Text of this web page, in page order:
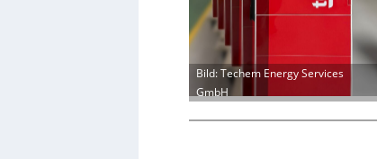
Bild: Techem Energy Services
GmbH